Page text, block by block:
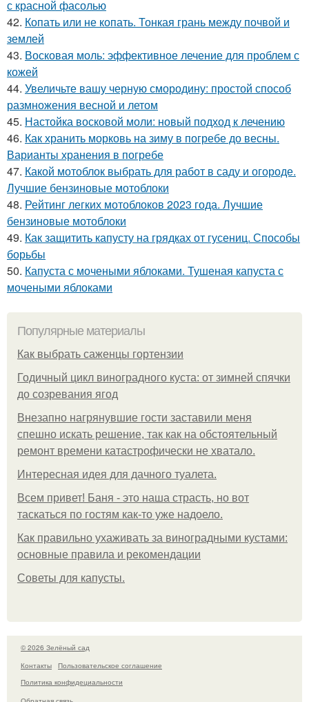
с красной фасолью
42. Копать или не копать. Тонкая грань между почвой и
землей
43. Восковая моль: эффективное лечение для проблем с
кожей
44. Увеличьте вашу черную смородину: простой способ
размножения весной и летом
45. Настойка восковой моли: новый подход к лечению
46. Как хранить морковь на зиму в погребе до весны.
Варианты хранения в погребе
47. Какой мотоблок выбрать для работ в саду и огороде.
Лучшие бензиновые мотоблоки
48. Рейтинг легких мотоблоков 2023 года. Лучшие
бензиновые мотоблоки
49. Как защитить капусту на грядках от гусениц. Способы
борьбы
50. Капуста с мочеными яблоками. Тушеная капуста с
мочеными яблоками
Популярные материалы
Как выбрать саженцы гортензии
Годичный цикл виноградного куста: от зимней спячки
до созревания ягод
Внезапно нагрянувшие гости заставили меня
спешно искать решение, так как на обстоятельный
ремонт времени катастрофически не хватало.
Интересная идея для дачного туалета.
Всем привет! Баня - это наша страсть, но вот
таскаться по гостям как-то уже надоело.
Как правильно ухаживать за виноградными кустами:
основные правила и рекомендации
Советы для капусты.
© 2026 Зелёный сад
Контакты
Пользовательское соглашение
Политика конфидециальности